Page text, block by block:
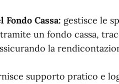
Cassa: gestisce le
un fondo cassa,
la
supporto pratico e